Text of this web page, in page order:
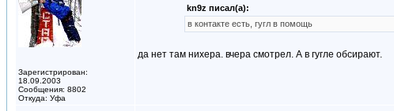
Зарегистрирован:
18.09.2003
Сообщения: 8802
Откуда: Уфа
kn9z писал(а):
в контакте есть, гугл в помощь
да нет там нихера. вчера смотрел. А в гугле обсирают.